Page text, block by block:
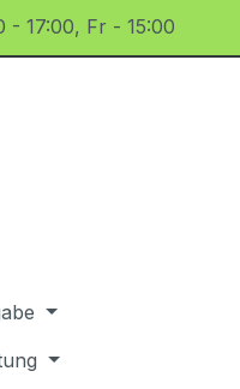
- 17:00, Fr - 15:00